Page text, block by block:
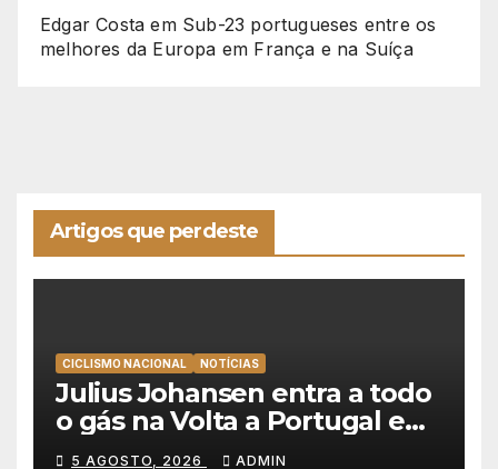
Edgar Costa em Sub-23 portugueses entre os
melhores da Europa em França e na Suíça
Artigos que perdeste
CICLISMO NACIONAL NOTÍCIAS
Julius Johansen entra a todo
o gás na Volta a Portugal e
lidera dobradinha da UAE
5 AGOSTO, 2026 ADMIN